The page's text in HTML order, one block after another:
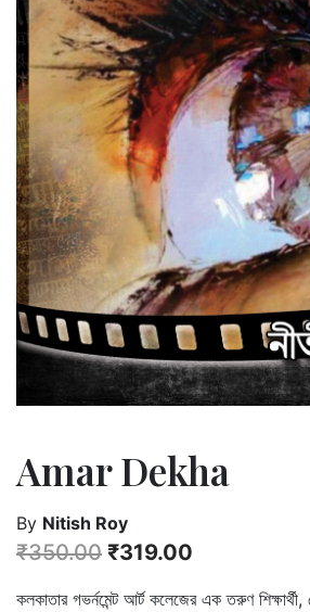
Amar Dekha
By Nitish Roy
₹350.00 ₹319.00
কলকাতার গভর্নমেন্ট আর্ট কলেজের এক তরুণ শিক্ষার্থী,